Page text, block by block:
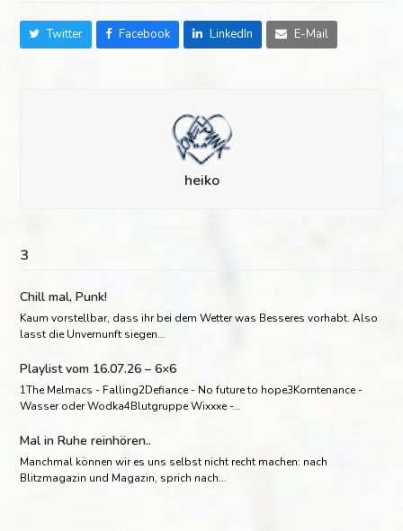
Twitter Facebook LinkedIn E-Mail
heiko
3
Chill mal, Punk!
Kaum vorstellbar, dass ihr bei dem Wetter was Besseres vorhabt. Also
lasst die Unvernunft siegen…
Playlist vom 16.07.26 – 6×6
1The Melmacs - Falling2Defiance - No future to hope3Korntenance -
Wasser oder Wodka4Blutgruppe Wixxxe -…
Mal in Ruhe reinhören..
Manchmal können wir es uns selbst nicht recht machen: nach
Blitzmagazin und Magazin, sprich nach…